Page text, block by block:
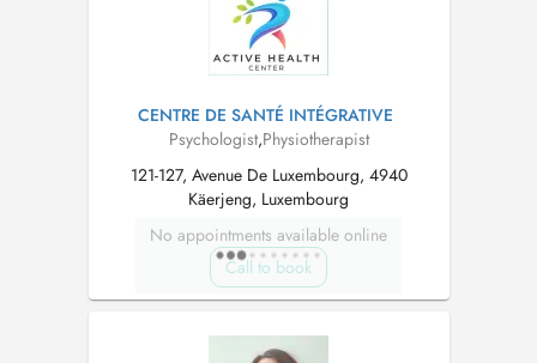
CENTRE DE SANTÉ INTÉGRATIVE
Psychologist,Physiotherapist
121-127, Avenue De Luxembourg, 4940
Käerjeng, Luxembourg
No appointments available online
Call to book